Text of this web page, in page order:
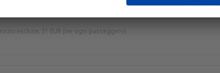
escluse: 31 EUR per ogni passeggero)